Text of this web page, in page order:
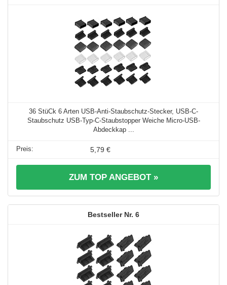
36 StüCk 6 Arten USB-Anti-Staubschutz-Stecker, USB-C-
Staubschutz USB-Typ-C-Staubstopper Weiche Micro-USB-
Abdeckkap ...
5,79 €
ZUM TOP ANGEBOT »
6